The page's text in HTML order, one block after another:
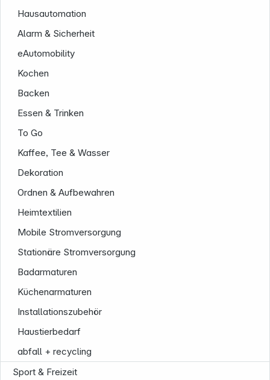
Hausautomation
Alarm & Sicherheit
eAutomobility
Kochen
Backen
Essen & Trinken
To Go
Kaffee, Tee & Wasser
Dekoration
Ordnen & Aufbewahren
Heimtextilien
Mobile Stromversorgung
Stationäre Stromversorgung
Badarmaturen
Küchenarmaturen
Installationszubehör
Haustierbedarf
abfall + recycling
Sport & Freizeit